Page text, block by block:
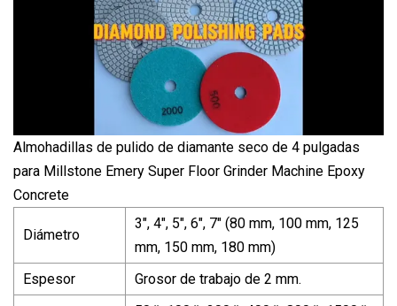
Almohadillas de pulido de diamante seco de 4 pulgadas
para Millstone Emery Super Floor Grinder Machine Epoxy
Concrete
Diámetro
3", 4", 5", 6", 7" (80 mm, 100 mm, 125
mm, 150 mm, 180 mm)
Espesor
Grosor de trabajo de 2 mm.